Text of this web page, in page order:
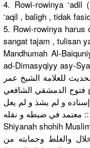
4. Rowi-rowinya ‘adil
‘aqil , baligh , tidak
5. Rowi-rowinya harus
sangat tajam , tulisan
Mandhumah Al-Baiquni
ad-Dimasyqiyy asy-
للعلامة الشيخ عمر
فتوح الدمشقي الشافعي
و لم يشذ و لم يعل
معتمد في ضبطه و نقله
Shiyanah shohih
والغلط وحمايته من